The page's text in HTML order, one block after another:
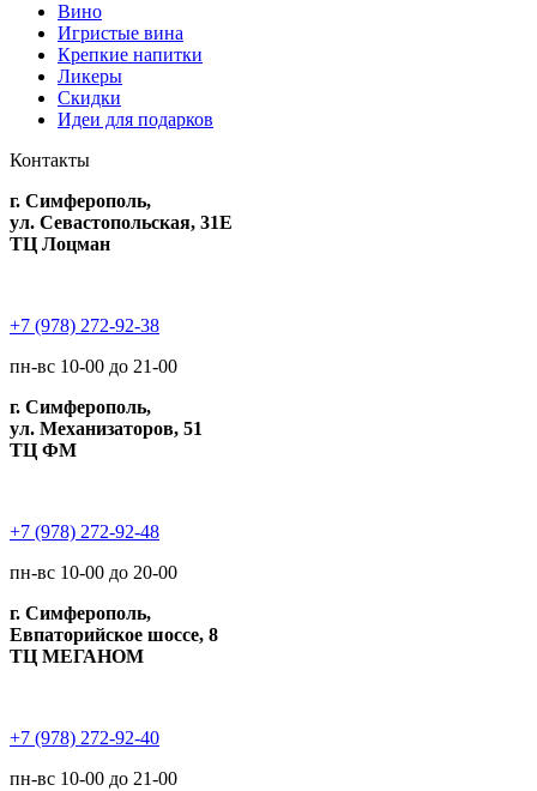
Вино
Игристые вина
Крепкие напитки
Ликеры
Скидки
Идеи для подарков
Контакты
г. Симферополь,
ул. Севастопольская, 31Е
ТЦ Лоцман
+7 (978) 272-92-38
пн-вс 10-00 до 21-00
г. Симферополь,
ул. Механизаторов, 51
ТЦ ФМ
+7 (978) 272-92-48
пн-вс 10-00 до 20-00
г. Симферополь,
Евпаторийское шоссе, 8
ТЦ МЕГАНОМ
+7 (978) 272-92-40
пн-вс 10-00 до 21-00